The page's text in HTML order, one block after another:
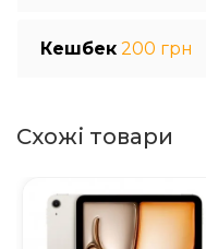
Кешбек 200 грн
Схожі товари